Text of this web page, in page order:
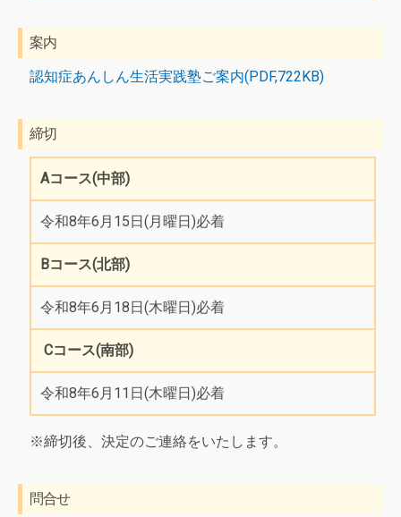
案内
認知症あんしん生活実践塾ご案内(PDF,722KB)
締切
Aコース(中部)
令和8年6月15日(月曜日)必着
Bコース(北部)
令和8年6月18日(木曜日)必着
Cコース(南部)
令和8年6月11日(木曜日)必着
※締切後、決定のご連絡をいたします。
問合せ